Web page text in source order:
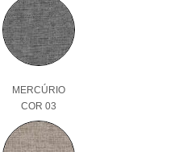
MERCÚRIO
COR 03